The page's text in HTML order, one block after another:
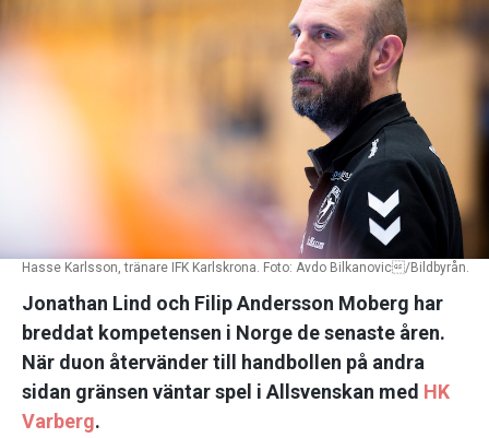
Hasse Karlsson, tränare IFK Karlskrona. Foto: Avdo Bilkanovic/Bildbyrån.
Jonathan Lind och Filip Andersson Moberg har
breddat kompetensen i Norge de senaste åren.
När duon återvänder till handbollen på andra
sidan gränsen väntar spel i Allsvenskan med HK
Varberg.